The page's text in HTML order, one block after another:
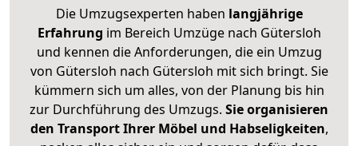
Die Umzugsexperten haben langjährige
Erfahrung im Bereich Umzüge nach Gütersloh
und kennen die Anforderungen, die ein Umzug
von Gütersloh nach Gütersloh mit sich bringt. Sie
kümmern sich um alles, von der Planung bis hin
zur Durchführung des Umzugs. Sie organisieren
den Transport Ihrer Möbel und Habseligkeiten,